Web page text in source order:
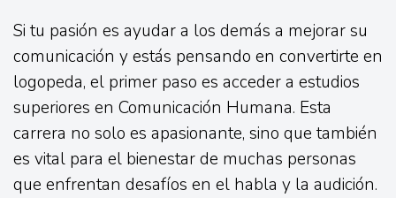
Si tu pasión es ayudar a los demás a mejorar su
comunicación y estás pensando en convertirte en
logopeda, el primer paso es acceder a estudios
superiores en Comunicación Humana. Esta
carrera no solo es apasionante, sino que también
es vital para el bienestar de muchas personas
que enfrentan desafíos en el habla y la audición.